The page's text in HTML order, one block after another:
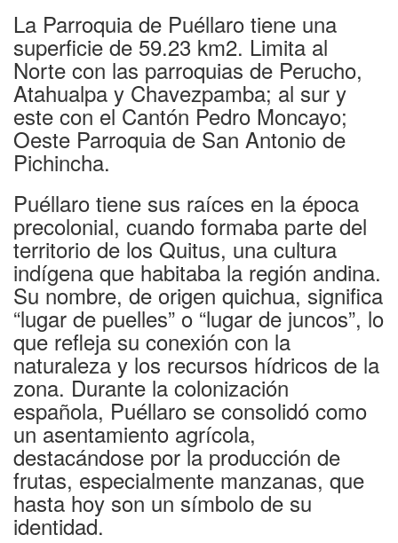
La Parroquia de Puéllaro tiene una
superficie de 59.23 km2. Limita al
Norte con las parroquias de Perucho,
Atahualpa y Chavezpamba; al sur y
este con el Cantón Pedro Moncayo;
Oeste Parroquia de San Antonio de
Pichincha.
Puéllaro tiene sus raíces en la época
precolonial, cuando formaba parte del
territorio de los Quitus, una cultura
indígena que habitaba la región andina.
Su nombre, de origen quichua, significa
“lugar de puelles” o “lugar de juncos”, lo
que refleja su conexión con la
naturaleza y los recursos hídricos de la
zona. Durante la colonización
española, Puéllaro se consolidó como
un asentamiento agrícola,
destacándose por la producción de
frutas, especialmente manzanas, que
hasta hoy son un símbolo de su
identidad.